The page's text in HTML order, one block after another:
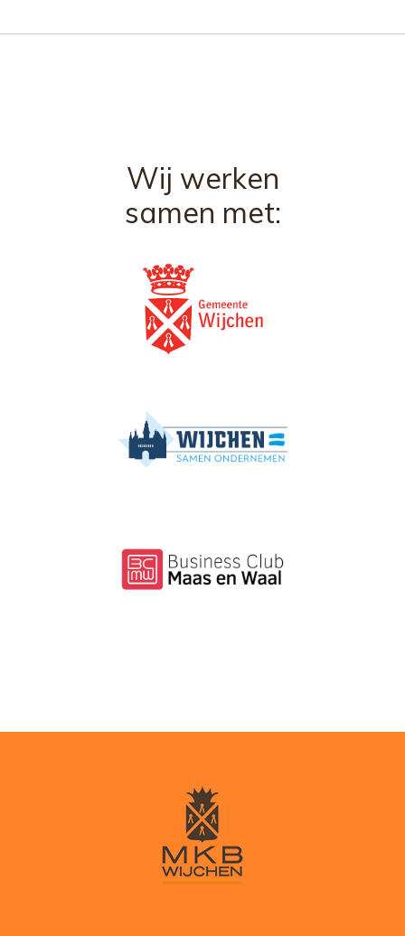
Wij werken
samen met: